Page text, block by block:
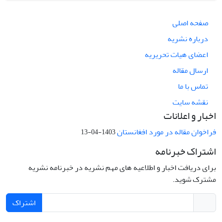
صفحه اصلی
درباره نشریه
اعضای هیات تحریریه
ارسال مقاله
تماس با ما
نقشه سایت
اخبار و اعلانات
فراخوان مقاله در مورد افغانستان1403-04-13
اشتراک خبرنامه
برای دریافت اخبار و اطلاعیه های مهم نشریه در خبرنامه نشریه
مشترک شوید.
اشتراک